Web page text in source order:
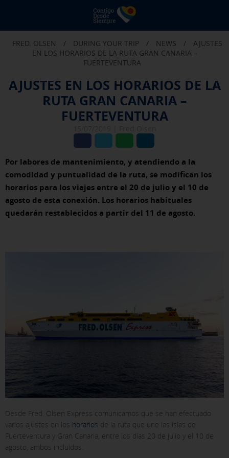
FRED. OLSEN / DURING YOUR TRIP / NEWS /
AJUSTES
EN LOS HORARIOS DE LA RUTA GRAN CANARIA –
FUERTEVENTURA
AJUSTES EN LOS HORARIOS DE LA
RUTA GRAN CANARIA –
FUERTEVENTURA
Por labores de mantenimiento, y atendiendo a la
comodidad y puntualidad de la ruta, se modifican los
horarios para los viajes entre el 20 de julio y el 10 de
agosto de esta conexión. Los horarios habituales
quedarán restablecidos a partir del 11 de agosto.
Desde Fred. Olsen Express comunicamos que se han efectuado
varios ajustes en los horarios de la ruta que une las islas de
Fuerteventura y Gran Canaria, entre los días 20 de julio y el 10 de
agosto, ambos incluidos.